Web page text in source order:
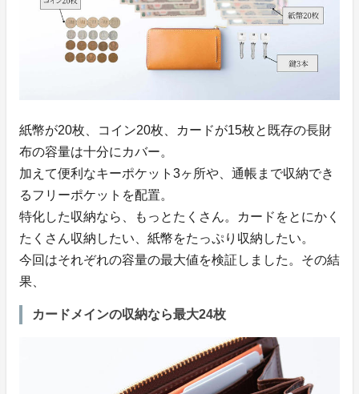
紙幣が20枚、コイン20枚、カードが15枚と既存の長財
布の容量は十分にカバー。
加えて便利なキーポケット3ヶ所や、通帳まで収納でき
るフリーポケットを配置。
特化した収納なら、もっとたくさん。カードをとにかく
たくさん収納したい、紙幣をたっぷり収納したい。
今回はそれぞれの容量の最大値を検証しました。その結
果、
カードメインの収納なら最大24枚